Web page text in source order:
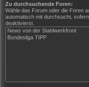
Zu durchsuchende Foren:
Wähle das Forum oder die Foren
automatisch mit durchsucht,
deaktivierst.